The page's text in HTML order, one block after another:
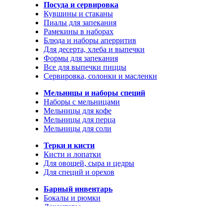
Посуда и сервировка
Кувшины и стаканы
Пиалы для запекания
Рамекины в наборах
Блюда и наборы аперритив
Для десерта, хлеба и выпечки
Формы для запекания
Все для выпечки пиццы
Сервировка, солонки и масленки
Мельницы и наборы специй
Наборы с мельницами
Мельницы для кофе
Мельницы для перца
Мельницы для соли
Терки и кисти
Кисти и лопатки
Для овощей, сыра и цедры
Для специй и орехов
Барный инвентарь
Бокалы и рюмки